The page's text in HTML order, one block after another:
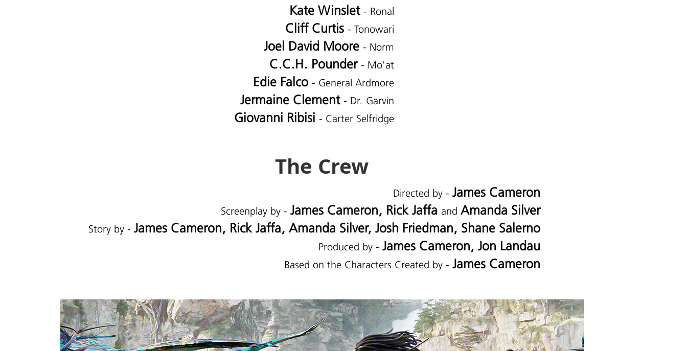
Kate Winslet- Ronal
Cliff Curtis- Tonowari
Joel David Moore- Norm
C.C.H. Pounder- Mo'at
Edie Falco- General Ardmore
Jermaine Clement- Dr. Garvin
Giovanni Ribisi - Carter Selfridge
The Crew
Directed by -James Cameron
Screenplay by -James Cameron, Rick Jaffa andAmanda Silver
Story by -James Cameron, Rick Jaffa, Amanda Silver, Josh Friedman, Shane Salerno
Produced by -James Cameron, Jon Landau
Based on the Characters Created by -James Cameron